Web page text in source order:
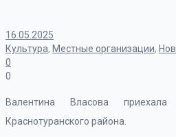
16.05.2025
Культура, Местные организации,
0
0
Валентина Власова
Краснотуранского района.